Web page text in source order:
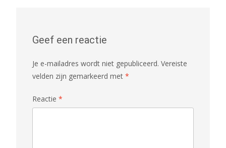
Geef een reactie
Je e-mailadres wordt niet gepubliceerd. Vereiste
velden zijn gemarkeerd met *
Reactie *